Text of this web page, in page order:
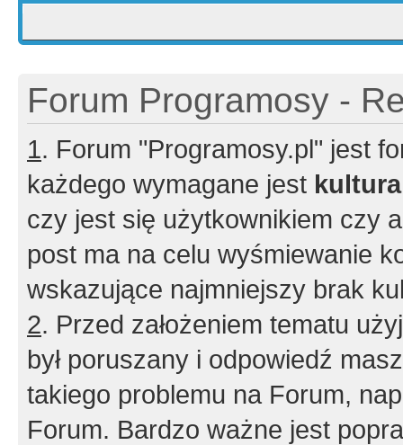
Forum Programosy -
1. Forum "Programosy.pl" jest
każdego wymagane jest
czy jest się użytkownikiem czy
post ma na celu wyśmiewanie
wskazujące najmniejszy brak
2. Przed założeniem tematu
był poruszany i odpowiedź
takiego problemu na Forum,
Forum. Bardzo ważne jest